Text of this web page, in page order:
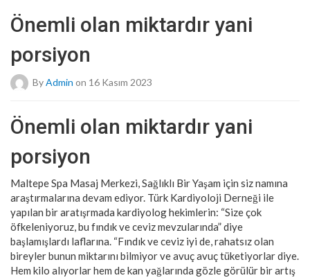
Önemli olan miktardır yani
porsiyon
ByAdmin on 16 Kasım 2023
Önemli olan miktardır yani
porsiyon
Maltepe Spa Masaj Merkezi, Sağlıklı Bir Yaşam için siz namına
araştırmalarına devam ediyor. Türk Kardiyoloji Derneği ile
yapılan bir aratışrmada kardiyolog hekimlerin: “Size çok
öfkeleniyoruz, bu fındık ve ceviz mevzularında” diye
başlamışlardı laflarına. “Fındık ve ceviz iyi de, rahatsız olan
bireyler bunun miktarını bilmiyor ve avuç avuç tüketiyorlar diye.
Hem kilo alıyorlar hem de kan yağlarında gözle görülür bir artış